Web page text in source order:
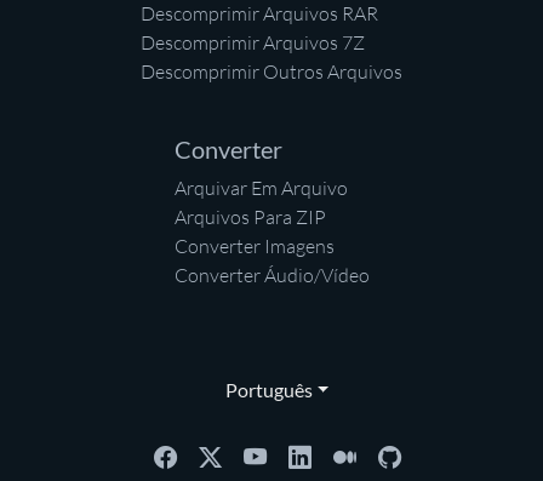
Descomprimir Arquivos RAR
Descomprimir Arquivos 7Z
Descomprimir Outros Arquivos
Converter
Arquivar Em Arquivo
Arquivos Para ZIP
Converter Imagens
Converter Áudio/Vídeo
Português